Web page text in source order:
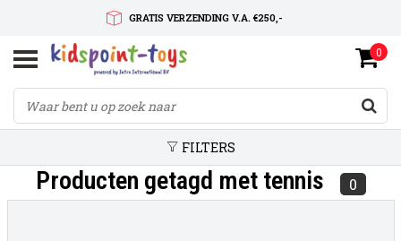
GRATIS VERZENDING V.A. €250,-
SNELLE LEVERTIJD
SERVICE OP MAAT
0
FILTERS
Producten getagd met tennis 0